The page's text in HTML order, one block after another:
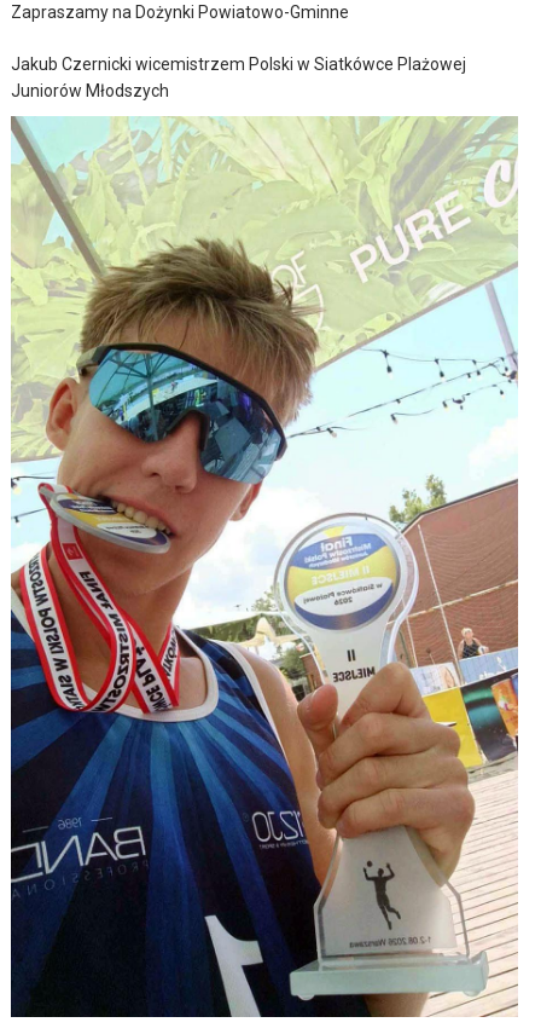
Zapraszamy na Dożynki Powiatowo-Gminne
Jakub Czernicki wicemistrzem Polski w Siatkówce Plażowej
Juniorów Młodszych